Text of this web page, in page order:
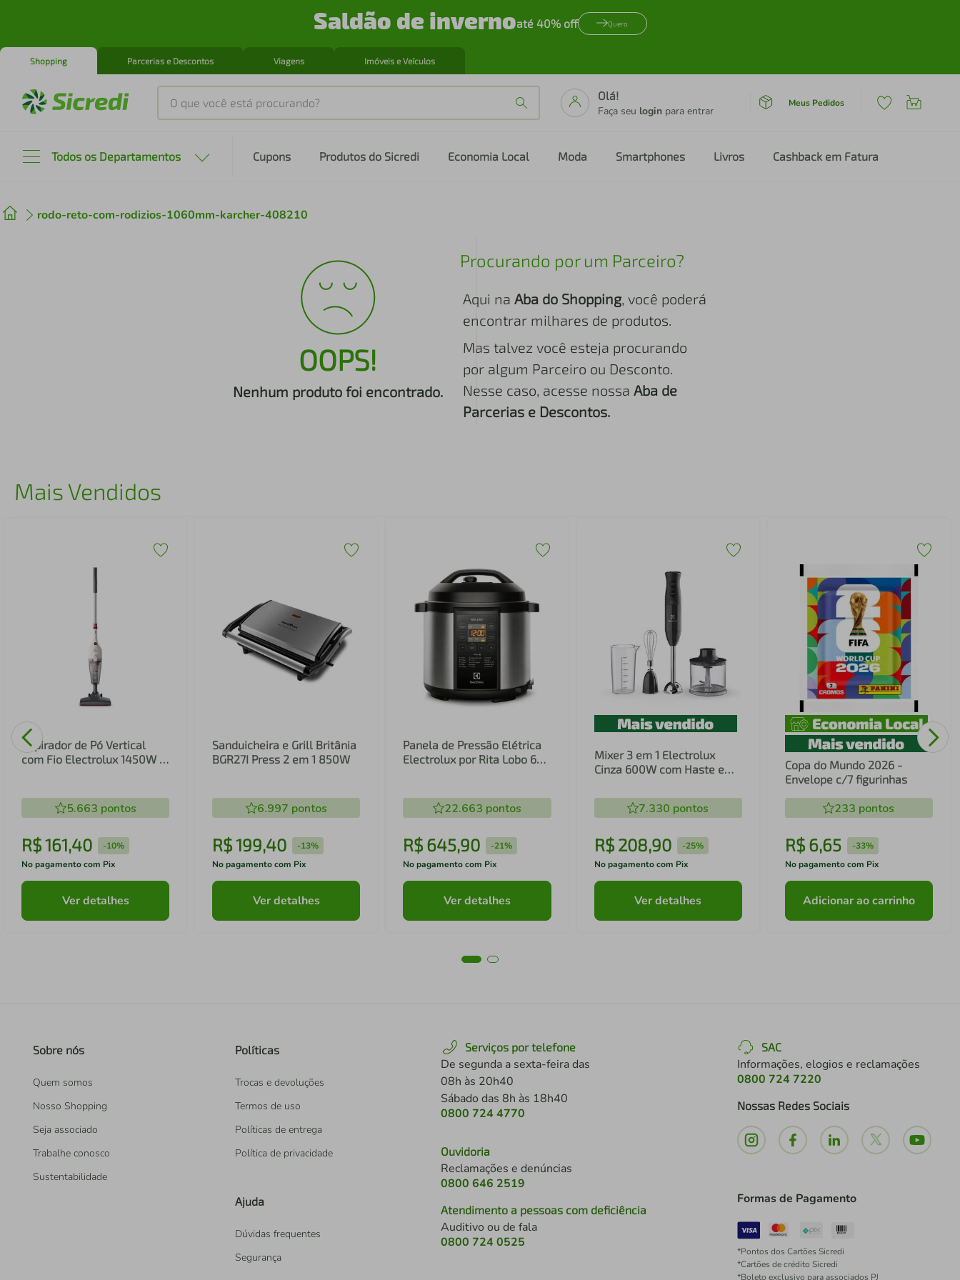
Saldão de invernoaté 40% off Quero
Shopping Parcerias e Descontos Viagens Imóveis e Veículos
O que você está procurando?
Olá!
Faça seu login para entrar
Meus Pedidos
Todos os Departamentos Cupons Produtos do Sicredi Economia Local Moda Smartphones Livros Cashback em Fatura
rodo-reto-com-rodizios-1060mm-karcher-408210
OOPS!
Nenhum produto foi encontrado.
Procurando por um Parceiro?
Aqui na Aba do Shopping, você poderá
encontrar milhares de produtos.
Mas talvez você esteja procurando
por algum Parceiro ou Desconto.
Nesse caso, acesse nossa Aba de
Parcerias e Descontos.
Mais Vendidos
Aspirador de Pó Vertical
com Fio Electrolux 1450W 2
5.663 pontos
R$161,40 -10%
No pagamento com Pix
Ver detalhes
Sanduicheira e Grill Britânia
BGR27I Press 2 em 1 850W
6.997 pontos
R$199,40 -13%
No pagamento com Pix
Ver detalhes
Panela de Pressão Elétrica
Electrolux por Rita Lobo 6L
22.663 pontos
R$645,90 -21%
No pagamento com Pix
Ver detalhes
Mixer 3 em 1 Electrolux
Cinza 600W com Haste em
(EIB20)
7.330 pontos
R$ 208,90 -25%
No pagamento com Pix
Ver detalhes
Copa do Mundo 2026 -
Envelope c/7 figurinhas
233 pontos
R$ 6,65 -33%
No pagamento com Pix
Adicionar ao carrinho
Sobre nós
Quem somos
Nosso Shopping
Seja associado
Trabalhe conosco
Sustentabilidade
Políticas
Trocas e devoluções
Termos de uso
Políticas de entrega
Política de privacidade
Ajuda
Dúvidas frequentes
Segurança
Serviços por telefone
De segunda a sexta-feira das
08h às 20h40
Sábado das 8h às 18h40
0800 724 4770
Ouvidoria
Reclamações e denúncias
0800 646 2519
Atendimento a pessoas com deficiência
Auditivo ou de fala
0800 724 0525
SAC
Informações, elogios e reclamações
0800 724 7220
Nossas Redes Sociais
Formas de Pagamento
*Pontos dos Cartões Sicredi
*Cartões de crédito Sicredi
*Boleto exclusivo para associados PJ
2º cafeteira